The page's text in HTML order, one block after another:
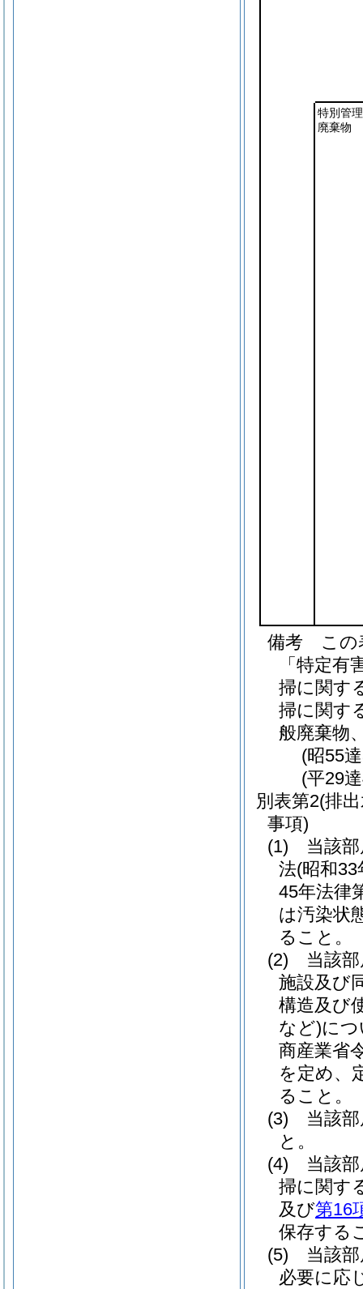
特別管理
廃棄物
備考 この
「特定
掃に関す
掃に関す
般廃棄物
(昭55
(平29
別表第2(排
事項)
(1) 当該部
法(昭和
45年法律
は汚染状
ること。
(2) 当該部
施設及び
構造及び
など)につ
商産業省
を定め、
ること。
(3) 当該部
と。
(4) 当該部
掃に関す
及び第16
保存する
(5) 当該部
必要に応